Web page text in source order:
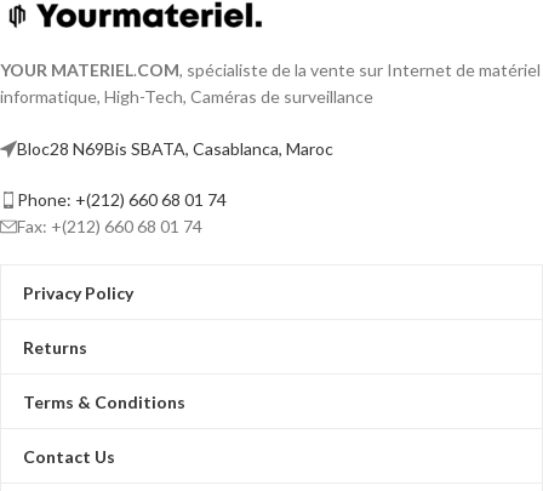
YOUR MATERIEL.COM, spécialiste de la vente sur Internet de matériel
informatique, High-Tech, Caméras de surveillance
Bloc28 N69Bis SBATA, Casablanca, Maroc
Phone: +(212) 660 68 01 74
Fax: +(212) 660 68 01 74
Privacy Policy
Returns
Terms & Conditions
Contact Us